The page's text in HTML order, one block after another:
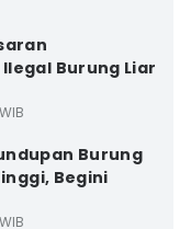
Burung Liar
Burung
Begini